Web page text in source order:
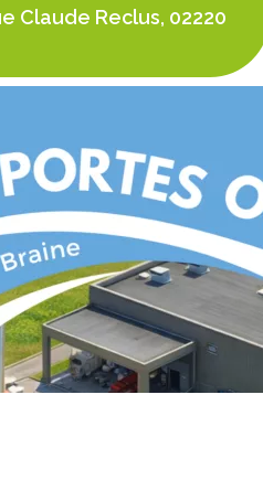
Claude Reclus, 02220